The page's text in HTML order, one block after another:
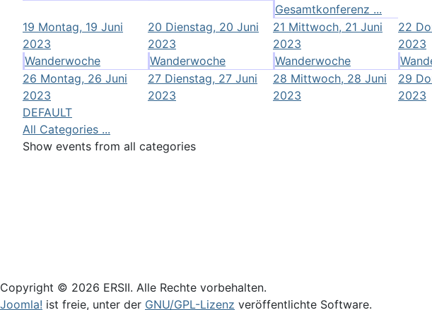
Gesamtkonferenz ...
19 Montag, 19 Juni
2023
Wanderwoche
20 Dienstag, 20 Juni
2023
Wanderwoche
21 Mittwoch, 21 Juni
2023
Wanderwoche
22
2023
26 Montag, 26 Juni
2023
27 Dienstag, 27 Juni
2023
28 Mittwoch, 28 Juni
2023
29
2023
DEFAULT
All Categories ...
Show events from all categories
Copyright © 2026 ERSII. Alle Rechte vorbehalten.
Joomla! ist freie, unter der GNU/GPL-Lizenz veröffentlichte Software.